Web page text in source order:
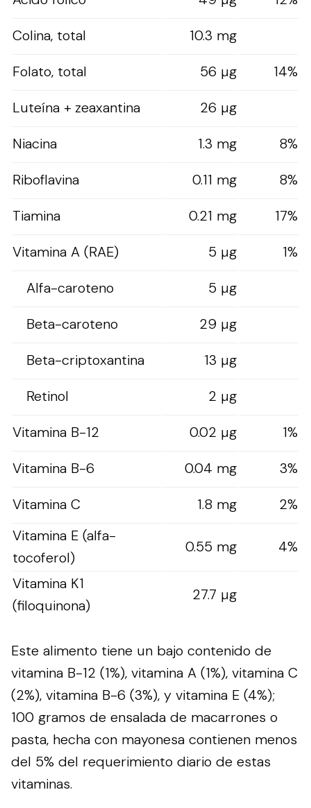
Colina, total
10.3 mg
Folato, total
56 µg
14%
Luteína + zeaxantina
26 µg
Niacina
1.3 mg
8%
Riboflavina
0.11 mg
8%
Tiamina
0.21 mg
17%
Vitamina A (RAE)
5 µg
1%
Alfa-caroteno
5 µg
Beta-caroteno
29 µg
Beta-criptoxantina
13 µg
Retinol
2 µg
Vitamina B-12
0.02 µg
1%
Vitamina B-6
0.04 mg
3%
Vitamina C
1.8 mg
2%
Vitamina E (alfa-
tocoferol)
0.55 mg 4%
Vitamina K1
(filoquinona)
27.7 µg
Este alimento tiene un bajo contenido de
vitamina B-12 (1%), vitamina A (1%), vitamina C
(2%), vitamina B-6 (3%), y vitamina E (4%);
100 gramos de ensalada de macarrones o
pasta, hecha con mayonesa contienen menos
del 5% del requerimiento diario de estas
vitaminas.